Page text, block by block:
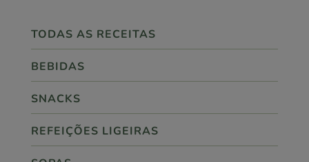
TODAS AS RECEITAS
BEBIDAS
SNACKS
REFEIÇÕES LIGEIRAS